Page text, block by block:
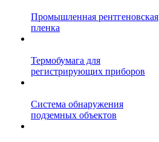
Промышленная рентгеновская
пленка
Термобумага для
регистрирующих приборов
Система обнаружения
подземных объектов